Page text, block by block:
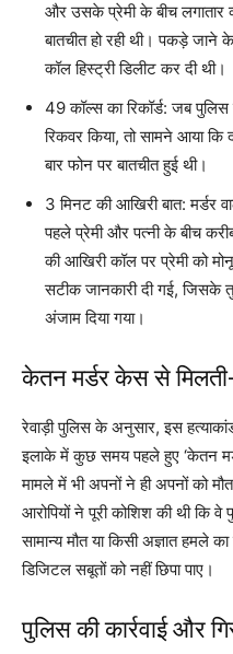
और उसके प्रेमी के बीच लगातार
बातचीत हो रही थी। पकड़े जाने
कॉल हिस्ट्री डिलीट कर दी थी।
49 कॉल्स का रिकॉर्ड: जब
रिकवर किया, तो सामने आया
बार फोन पर बातचीत हुई थी।
3 मिनट की आखिरी बात: मर्डर
पहले प्रेमी और पत्नी के बीच
की आखिरी कॉल पर प्रेमी को
सटीक जानकारी दी गई, जिसके
अंजाम दिया गया।
केतन मर्डर केस से
रेवाड़ी पुलिस के अनुसार, इस
इलाके में कुछ समय पहले हुए ‘केतन
मामले में भी अपनों ने ही अपनों को
आरोपियों ने पूरी कोशिश की थी
सामान्य मौत या किसी अज्ञात
डिजिटल सबूतों को नहीं छिपा पाए।
पुलिस की कार्रवाई और